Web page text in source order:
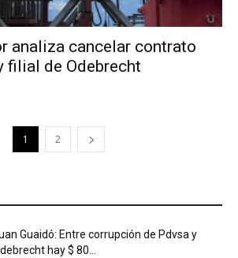
analiza cancelar contrato
filial de Odebrecht
1 2
Guaidó: Entre corrupción de Pdvsa y
hay $ 80...